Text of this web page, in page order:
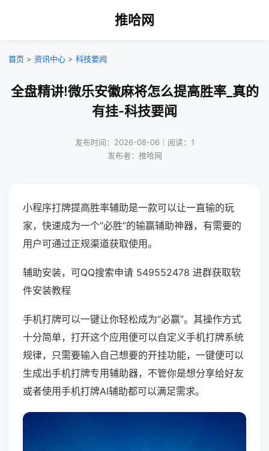
推哈网
首页 > 资讯中心 > 科技要闻
全盘精讲!微乐安徽麻将怎么提高胜率_真的
有挂-科技要闻
发布时间：2026-08-06｜阅读：1
发布者：推哈网
小程序打牌提高胜率辅助是一款可以让一直输的玩
家，快速成为一个“必胜”的输赢辅助神器，有需要的
用户可通过正规渠道获取使用。
辅助安装，可QQ搜索申请 549552478 进群获取软
件安装教程
手机打牌可以一键让你轻松成为“必赢”。其操作方式
十分简单，打开这个应用便可以自定义手机打牌系统
规律，只需要输入自己想要的开挂功能，一键便可以
生成出手机打牌专用辅助器，不管你是想分享给好友
或者使用手机打牌AI辅助都可以满足需求。